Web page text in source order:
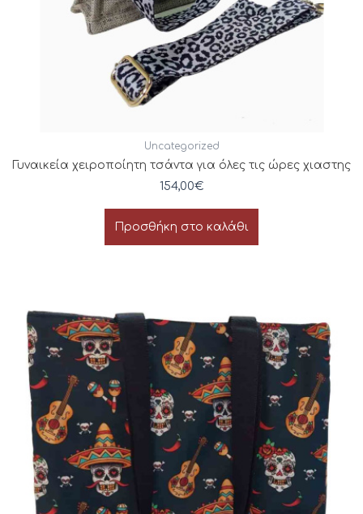
Uncategorized
Γυναικεία χειροποίητη τσάντα για όλες τις ώρες χιαστης
154,00€
Προσθήκη στο καλάθι